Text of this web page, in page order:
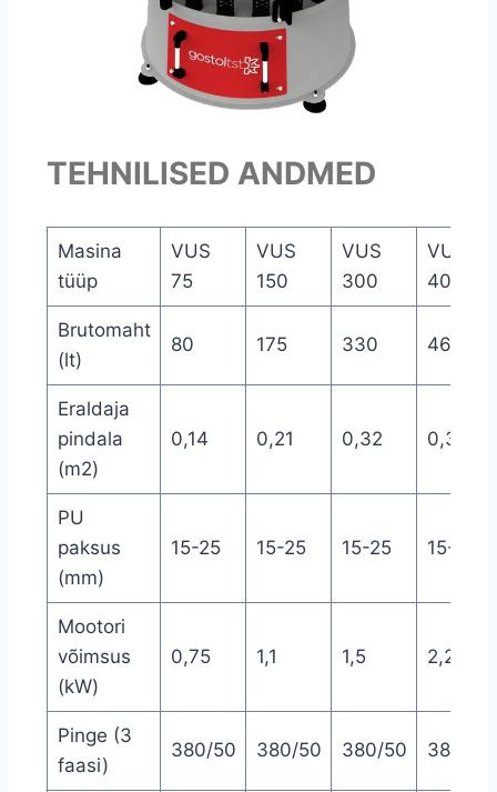
TEHNILISED ANDMED
Masina
tüüp
VUS
75
VUS
150
VUS
300
VUS
400
Brutomaht
(lt)
80 175 330 460
Eraldaja
pindala
(m2)
0,14 0,21 0,32 0,39
PU
paksus
(mm)
15-25 15-25 15-25 15-25
Mootori
võimsus
(kW)
0,75 1,1 1,5 2,2
Pinge (3
faasi)
380/50 380/50 380/50 380/50